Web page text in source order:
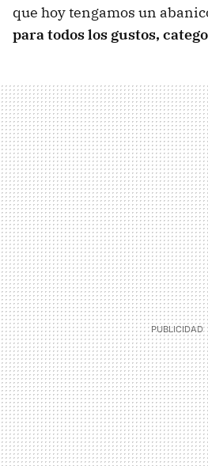
que hoy tengamos un
para todos los gustos,